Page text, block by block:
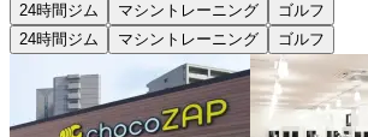
24時間ジム マシントレーニング
ゴルフ
24時間ジム
マシントレーニング ゴルフ